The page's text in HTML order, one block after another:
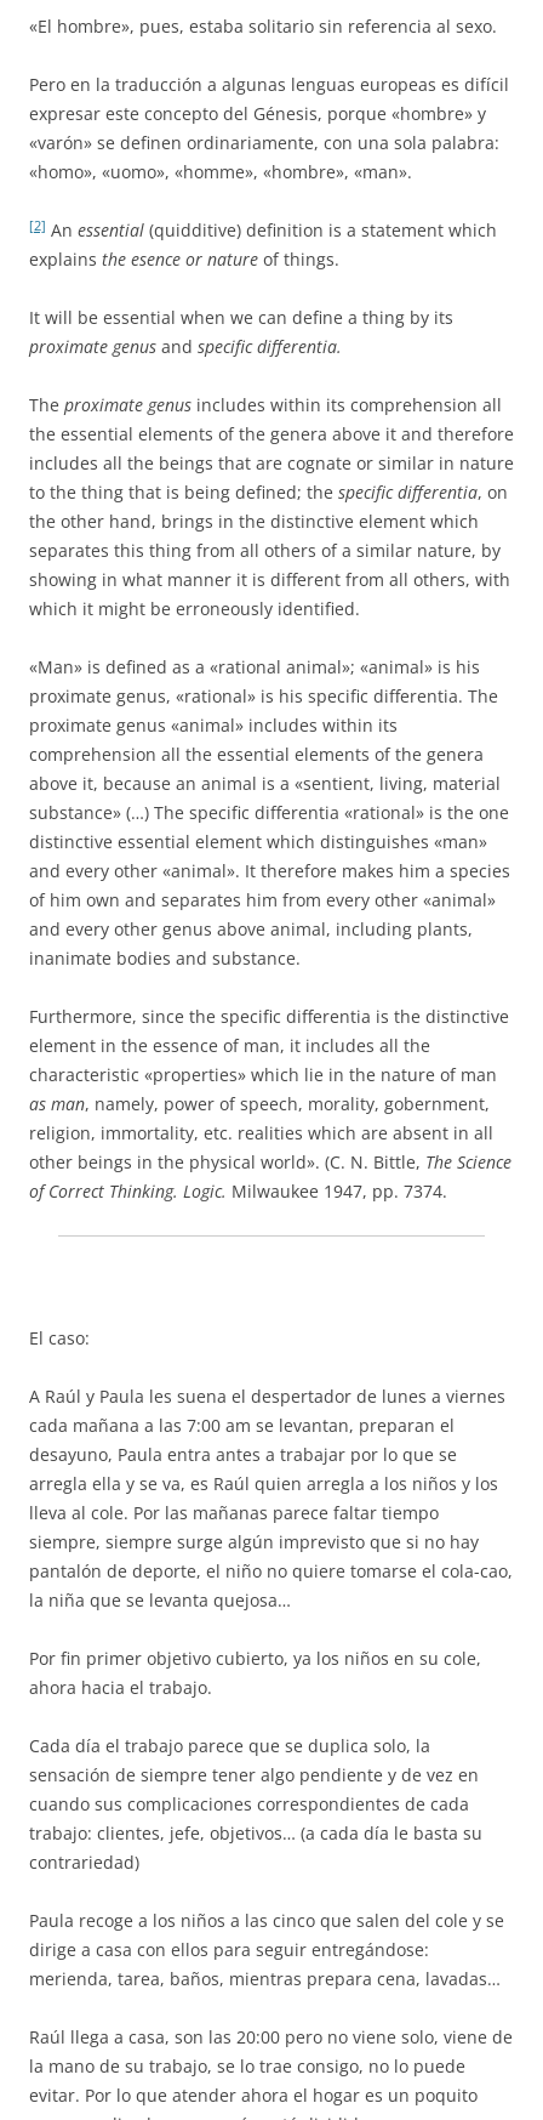
«El hombre», pues, estaba solitario sin referencia al sexo.
Pero en la traducción a algunas lenguas europeas es difícil
expresar este concepto del Génesis, porque «hombre» y
«varón» se definen ordinariamente, con una sola palabra:
«homo», «uomo», «homme», «hombre», «man».
[2] An essential (quidditive) definition is a statement which
explains the esence or nature of things.
It will be essential when we can define a thing by its
proximate genus and specific differentia.
The proximate genus includes within its comprehension all
the essential elements of the genera above it and therefore
includes all the beings that are cognate or similar in nature
to the thing that is being defined; the specific differentia, on
the other hand, brings in the distinctive element which
separates this thing from all others of a similar nature, by
showing in what manner it is different from all others, with
which it might be erroneously identified.
«Man» is defined as a «rational animal»; «animal» is his
proximate genus, «rational» is his specific differentia. The
proximate genus «animal» includes within its
comprehension all the essential elements of the genera
above it, because an animal is a «sentient, living, material
substance» (…) The specific differentia «rational» is the one
distinctive essential element which distinguishes «man»
and every other «animal». It therefore makes him a species
of him own and separates him from every other «animal»
and every other genus above animal, including plants,
inanimate bodies and substance.
Furthermore, since the specific differentia is the distinctive
element in the essence of man, it includes all the
characteristic «properties» which lie in the nature of man
as man, namely, power of speech, morality, gobernment,
religion, immortality, etc. realities which are absent in all
other beings in the physical world». (C. N. Bittle, The Science
of Correct Thinking. Logic. Milwaukee 1947, pp. 7374.
El caso:
A Raúl y Paula les suena el despertador de lunes a viernes
cada mañana a las 7:00 am se levantan, preparan el
desayuno, Paula entra antes a trabajar por lo que se
arregla ella y se va, es Raúl quien arregla a los niños y los
lleva al cole. Por las mañanas parece faltar tiempo
siempre, siempre surge algún imprevisto que si no hay
pantalón de deporte, el niño no quiere tomarse el cola-cao,
la niña que se levanta quejosa…
Por fin primer objetivo cubierto, ya los niños en su cole,
ahora hacia el trabajo.
Cada día el trabajo parece que se duplica solo, la
sensación de siempre tener algo pendiente y de vez en
cuando sus complicaciones correspondientes de cada
trabajo: clientes, jefe, objetivos… (a cada día le basta su
contrariedad)
Paula recoge a los niños a las cinco que salen del cole y se
dirige a casa con ellos para seguir entregándose:
merienda, tarea, baños, mientras prepara cena, lavadas…
Raúl llega a casa, son las 20:00 pero no viene solo, viene de
la mano de su trabajo, se lo trae consigo, no lo puede
evitar. Por lo que atender ahora el hogar es un poquito